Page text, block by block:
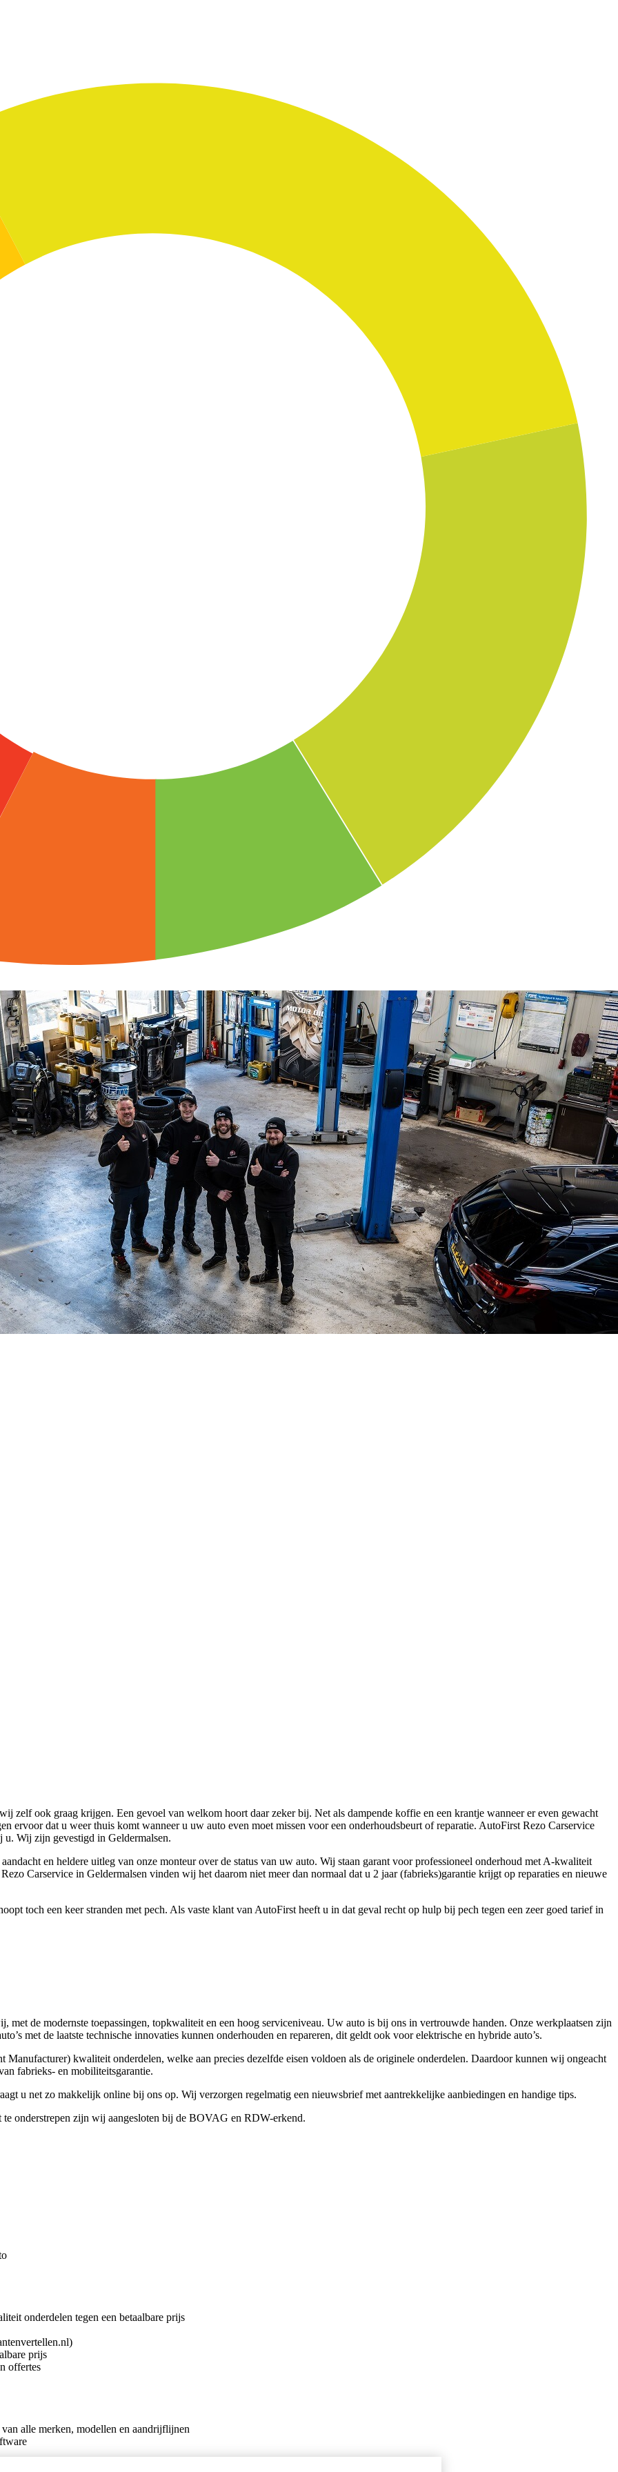
zelf ook graag krijgen. Een gevoel van welkom hoort daar zeker bij. Net als dampende koffie en een krantje wanneer er even gewacht
ervoor dat u weer thuis komt wanneer u uw auto even moet missen voor een onderhoudsbeurt of reparatie. AutoFirst Rezo Carservice
u. Wij zijn gevestigd in Geldermalsen.
en heldere uitleg van onze monteur over de status van uw auto. Wij staan garant voor professioneel onderhoud met A-kwaliteit
Carservice in Geldermalsen vinden wij het daarom niet meer dan normaal dat u 2 jaar (fabrieks)garantie krijgt op reparaties en nieuwe
toch een keer stranden met pech. Als vaste klant van AutoFirst heeft u in dat geval recht op hulp bij pech tegen een zeer goed tarief in
de modernste toepassingen, topkwaliteit en een hoog serviceniveau. Uw auto is bij ons in vertrouwde handen. Onze werkplaatsen zijn
met de laatste technische innovaties kunnen onderhouden en repareren, dit geldt ook voor elektrische en hybride auto’s.
kwaliteit onderdelen, welke aan precies dezelfde eisen voldoen als de originele onderdelen. Daardoor kunnen wij ongeacht
fabrieks- en mobiliteitsgarantie.
u net zo makkelijk online bij ons op. Wij verzorgen regelmatig een nieuwsbrief met aantrekkelijke aanbiedingen en handige tips.
onderstrepen zijn wij aangesloten bij de BOVAG en RDW-erkend.
onderdelen tegen een betaalbare prijs
prijs
offertes
alle merken, modellen en aandrijflijnen